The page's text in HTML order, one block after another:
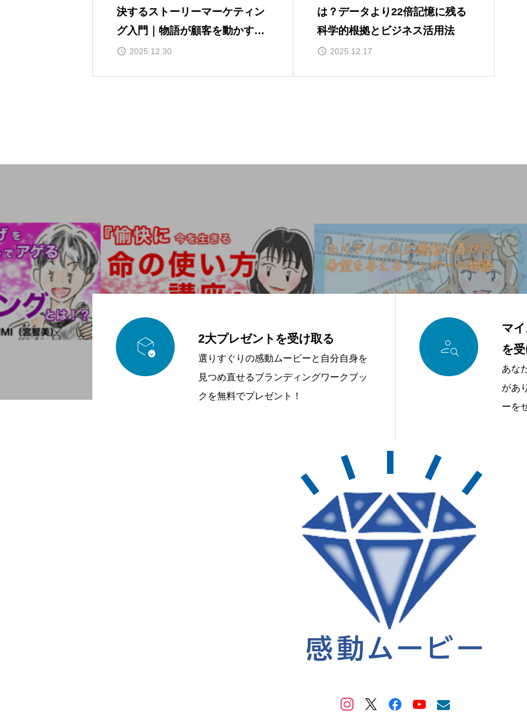
決するストーリーマーケティン
グ入門｜物語が顧客を動かす理
由と実践例
2025.12.30
は？データより22倍記憶に残る
科学的根拠とビジネス活用法
2025.12.17
 2大プレゼントを受け取る
選りすぐりの感動ムービーと自分自身を
見つめ直せるブランディングワークブッ
クを無料でプレゼント！

マ
を
あな
があ
ーを